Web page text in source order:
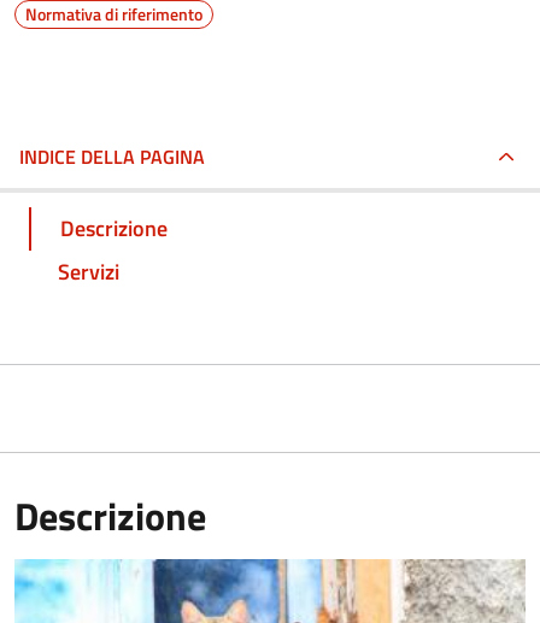
Normativa di riferimento
INDICE DELLA PAGINA
Descrizione
Servizi
Descrizione